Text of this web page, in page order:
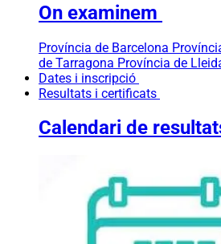
On examinem
Província de Barcelona
de Tarragona Província de
Dates i inscripció
Resultats i certificats
Calendari de